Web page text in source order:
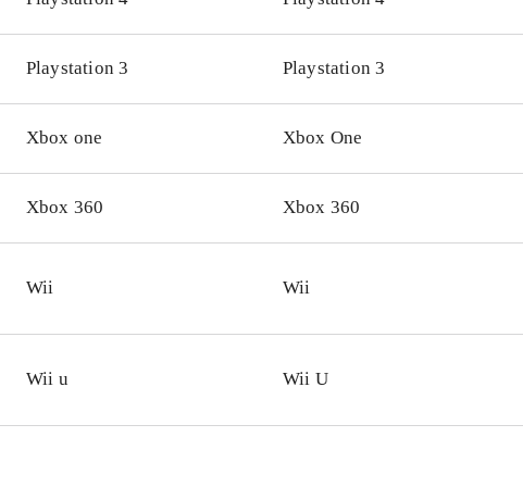
simpelt genial. Styringen fungerer bedst på Wii U. Både Wii og
Til Wii og Wii U findes også Angry birds trilogy som indeholder
originale baner plus "Rio" og "Seasons".
Angry birds er stadig et fantastisk underholdende koncept og
Playstation 3 Playstation 3
Xbox one Xbox One
Xbox 360 Xbox 360
Wii Wii
Wii u Wii U